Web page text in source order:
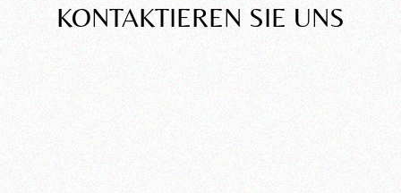
KONTAKTIEREN SIE UNS
Wir freuen uns auf
Ihre Anfrage